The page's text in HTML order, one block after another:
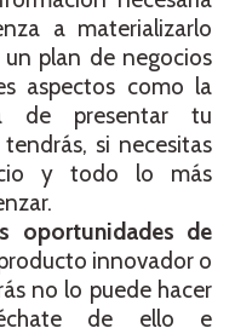
a materializarlo
plan de negocios
aspectos como la
de presentar tu
si necesitas
y todo lo más
oportunidades de
innovador o
no lo puede hacer
de ello e